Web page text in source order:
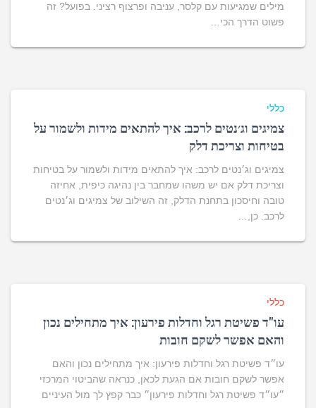
מילים שמגיעות עם קלסר, עניבה ופרצוף רציני. בפועל? זה
פשוט הדרך הכי…
כללי
צמיגים וג׳נטים לרכב: איך להתאים מידות ולשמור על
בטיחות וצריכת דלק
צמיגים וג׳נטים לרכב: איך להתאים מידות ולשמור על בטיחות
וצריכת דלק אם יש משהו שמחבר בין נהיגה כיפית, אחיזה
טובה וחיסכון בתחנת הדלק, זה השילוב של צמיגים וג׳נטים
לרכב. כן,…
כללי
עו"ד פשיטת רגל וחדלות פירעון: איך מתחילים נכון
והאם אפשר לשקם חובות
עו״ד פשיטת רגל וחדלות פירעון: איך מתחילים נכון והאם
אפשר לשקם חובות אם הגעת לכאן, כנראה שהביטוי המרכזי
״עו״ד פשיטת רגל וחדלות פירעון״ כבר קפץ לך מול העיניים